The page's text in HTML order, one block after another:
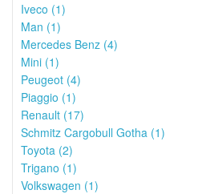
Iveco (1)
Man (1)
Mercedes Benz (4)
Mini (1)
Peugeot (4)
Piaggio (1)
Renault (17)
Schmitz Cargobull Gotha (1)
Toyota (2)
Trigano (1)
Volkswagen (1)